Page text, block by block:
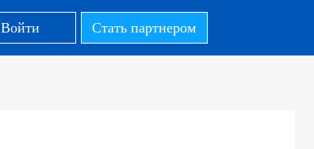
Войти Стать партнером